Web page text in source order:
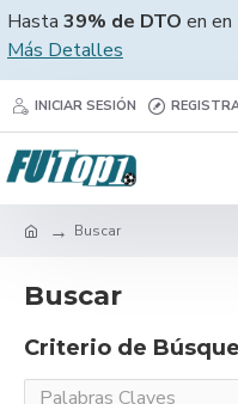
Hasta 39% de DTO en
Más Detalles
INICIAR SESIÓN
Buscar
Buscar
Criterio de